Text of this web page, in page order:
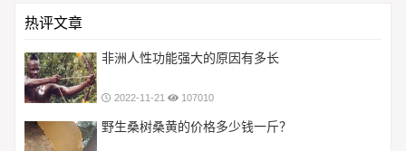
热评文章
非洲人性功能强大的原因有多长
2022-11-21 107010
野生桑树桑黄的价格多少钱一斤？